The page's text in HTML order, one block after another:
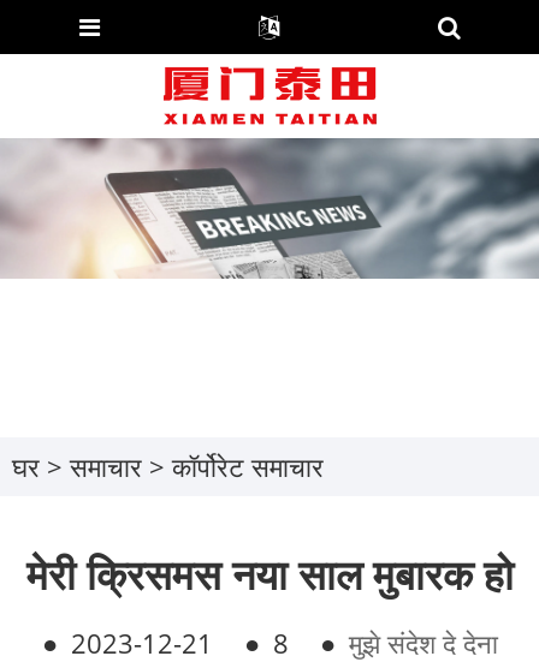
घर > समाचार >कॉर्पोरेट समाचार
मेरी क्रिसमस नया साल मुबारक हो
● 2023-12-21 ● 8 ● मुझे संदेश दे देना